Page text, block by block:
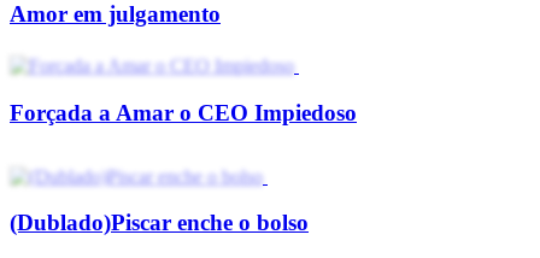
Amor em julgamento
Forçada a Amar o CEO Impiedoso
(Dublado)Piscar enche o bolso